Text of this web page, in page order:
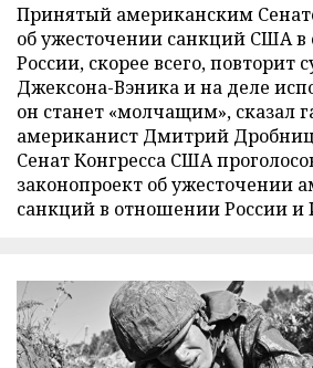
Принятый американским
об ужесточении санкций США
России, скорее всего, повторит
Джексона-Вэника и на деле
он станет «молчащим», сказал
американист Дмитрий
Сенат Конгресса США
законопроект об ужесточении
санкций в отношении России и